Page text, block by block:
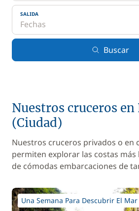
SALIDA
Buscar
Nuestros cruceros en
(Ciudad)
Nuestros cruceros privados o en
permiten explorar las costas
de cómodas embarcaciones de
Una Semana Para Descubrir El